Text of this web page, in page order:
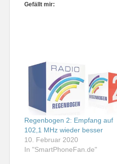
Gefällt mir:
Regenbogen 2: Empfang auf
102,1 MHz wieder besser
10. Februar 2020
In "SmartPhoneFan.de"